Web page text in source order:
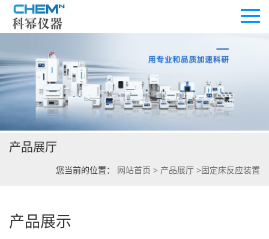
公司首页
公司介绍
公司动态
证书荣誉
产品展厅
您当前的位置： 网站首页 > 产品展厅 > 固定床反应装置
产品展示